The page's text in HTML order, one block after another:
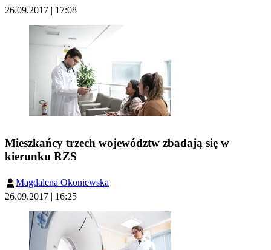
26.09.2017 | 17:08
Mieszkańcy trzech województw zbadają się w
kierunku RZS
Magdalena Okoniewska
26.09.2017 | 16:25